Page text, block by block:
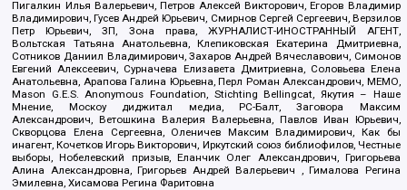
Пигалкин Илья Валерьевич, Петров Алексей Викторович, Егоров Владимир
Владимирович, Гусев Андрей Юрьевич, Смирнов Сергей Сергеевич, Верзилов
Петр Юрьевич, ЗП, Зона права, ЖУРНАЛИСТ-ИНОСТРАННЫЙ АГЕНТ,
Вольтская Татьяна Анатольевна, Клепиковская Екатерина Дмитриевна,
Сотников Даниил Владимирович, Захаров Андрей Вячеславович, Симонов
Евгений Алексеевич, Сурначева Елизавета Дмитриевна, Соловьева Елена
Анатольевна, Арапова Галина Юрьевна, Перл Роман Александрович, МЕМО,
Mason G.E.S. Anonymous Foundation, Stichting Bellingcat, Якутия – Наше
Мнение, Москоу диджитал медиа, РС-Балт, Заговора Максим
Александрович, Ветошкина Валерия Валерьевна, Павлов Иван Юрьевич,
Скворцова Елена Сергеевна, Оленичев Максим Владимирович, Как бы
инагент, Кочетков Игорь Викторович, Иркутский союз библиофилов, Честные
выборы, Нобелевский призыв, Еланчик Олег Александрович, Григорьева
Алина Александровна, Григорьев Андрей Валерьевич , Гималова Регина
Эмилевна, Хисамова Регина Фаритовна